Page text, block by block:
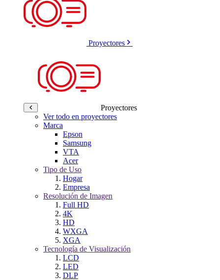
Proyectores
Proyectores
Ver todo en proyectores
Marca
Epson
Samsung
VTA
Acer
Tipo de Uso
Hogar
Empresa
Resolución de Imagen
Full HD
4K
HD
WXGA
XGA
Tecnología de Visualización
LCD
LED
DLP